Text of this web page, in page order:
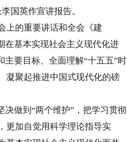
国英作宣讲报告。
的重要讲话和全会《建
在基本实现社会主义现代化进
主要目标、全面理解“十五五”时
凝聚起推进中国式现代化的磅
做到“两个维护”，把学习贯彻
更加自觉用科学理论指导实